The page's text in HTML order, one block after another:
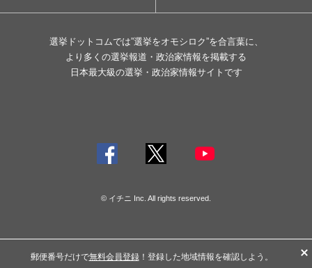
選挙ドットコムでは”選挙をオモシロク”を合言葉に、
より多くの選挙報道・政治家情報を掲載する
日本最大級の選挙・政治家情報サイトです
© イチニ Inc. All rights reserved.
郵便番号だけで無料会員登録！登録した地域情報を確認しよう。